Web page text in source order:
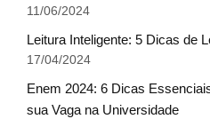
11/06/2024
Leitura Inteligente: 5 Dicas de
17/04/2024
Enem 2024: 6 Dicas
sua Vaga na Universidade